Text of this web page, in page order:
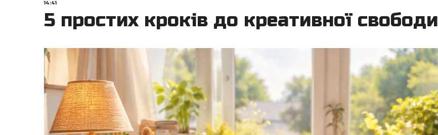
14:41
5 простих кроків до креативної свободи